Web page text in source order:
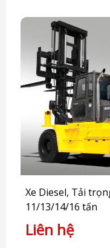
Xe Diesel, Tải
11/13/14/16 tấn
Liên hệ